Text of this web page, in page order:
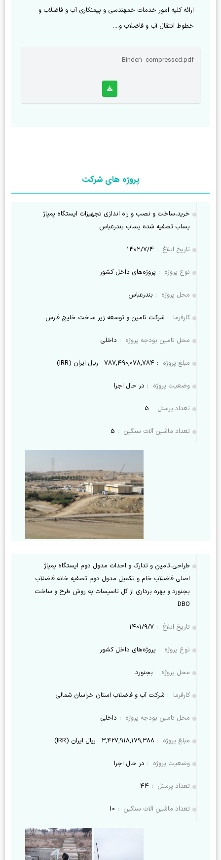
خطوط انتقال آب و فاضلاب و....
Binder1_compressed.pdf
پروژه های شرکت
خرید،ساخت و نصب و راه اندازی تجهیزات ایستگاه پمپاژ
پساب تصفیه شده پساب بندرعباس
تاریخ ابلاغ : ۱۴۰۲/۷/۴
نوع پروژه : پروژه‌های داخل کشور
محل پروژه : بندرعباس
کارفرما : شرکت تامین و توسعه زیر ساخت خلیج فارس
محل تامین بودجه پروژه : داخلی
مبلغ پروژه :
787,490,078,784 ریال ایران (IRR)
وضعیت پروژه : در حال اجرا
تعداد پرسنل :
5
تعداد ماشین آلات سنگین :
5
طراحی،تامین و تدارک و احداث مدول دوم ایستگاه پمپاژ
اصلی فاضلاب خام و تکمیل مدول دوم تصفیه خانه فاضلاب
بجنورد و بهره برداری از کل تاسیسات به روش طرح و ساخت
DBO
تاریخ ابلاغ : ۱۴۰۱/۹/۷
نوع پروژه : پروژه‌های داخل کشور
محل پروژه : بجنورد
کارفرما : شرکت آب و فاضلاب استان خراسان شمالی
محل تامین بودجه پروژه : داخلی
مبلغ پروژه :
3,427,918,179,388 ریال ایران (IRR)
وضعیت پروژه : در حال اجرا
تعداد پرسنل :
44
تعداد ماشین آلات سنگین :
10